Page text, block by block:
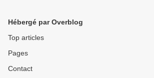
Hébergé par Overblog
Top articles
Pages
Contact